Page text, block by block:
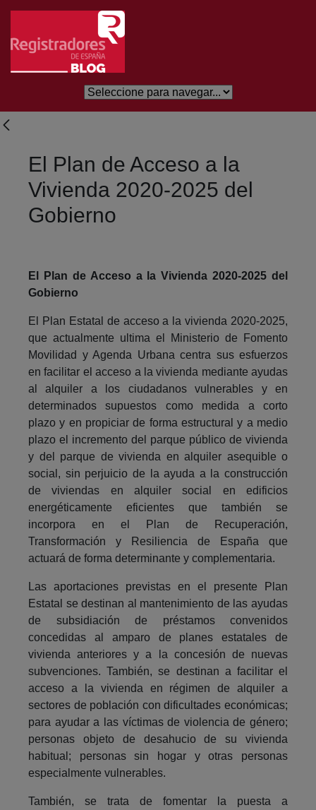
Eduki nagusira joan
El Plan de Acceso a la
Vivienda 2020-2025 del
Gobierno
El Plan de Acceso a la Vivienda 2020-2025 del
Gobierno
El Plan Estatal de acceso a la vivienda 2020-2025,
que actualmente ultima el Ministerio de Fomento
Movilidad y Agenda Urbana centra sus esfuerzos
en facilitar el acceso a la vivienda mediante ayudas
al alquiler a los ciudadanos vulnerables y en
determinados supuestos como medida a corto
plazo y en propiciar de forma estructural y a medio
plazo el incremento del parque público de vivienda
y del parque de vivienda en alquiler asequible o
social, sin perjuicio de la ayuda a la construcción
de viviendas en alquiler social en edificios
energéticamente eficientes que también se
incorpora en el Plan de Recuperación,
Transformación y Resiliencia de España que
actuará de forma determinante y complementaria.
Las aportaciones previstas en el presente Plan
Estatal se destinan al mantenimiento de las ayudas
de subsidiación de préstamos convenidos
concedidas al amparo de planes estatales de
vivienda anteriores y a la concesión de nuevas
subvenciones. También, se destinan a facilitar el
acceso a la vivienda en régimen de alquiler a
sectores de población con dificultades económicas;
para ayudar a las víctimas de violencia de género;
personas objeto de desahucio de su vivienda
habitual; personas sin hogar y otras personas
especialmente vulnerables.
También, se trata de fomentar la puesta a